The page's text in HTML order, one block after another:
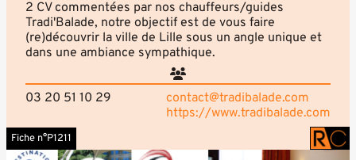
2 CV commentées par nos chauffeurs/guides
Tradi'Balade, notre objectif est de vous faire
(re)découvrir la ville de Lille sous un angle unique et
dans une ambiance sympathique.
03 20 51 10 29
contact@tradibalade.com
https://www.tradibalade.com
Fiche n°P1211